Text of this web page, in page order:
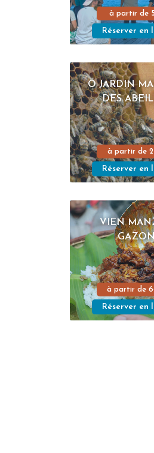
à partir de
Réserver en
O JARDIN
DES
à partir de
Réserver en
VIEN
à partir de
Réserver en